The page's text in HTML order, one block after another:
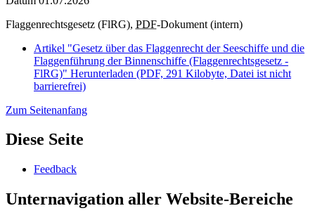
Flaggenrechtsgesetz (FlRG), PDF-Dokument (intern)
Artikel "Gesetz über das Flaggenrecht der Seeschiffe und die
Flaggenführung der Binnenschiffe (Flaggenrechtsgesetz -
FlRG)" Herunterladen (PDF, 291 Kilobyte, Datei ist nicht
barrierefrei)
Zum Seitenanfang
Diese Seite
Feedback
Unternavigation aller Website-Bereiche